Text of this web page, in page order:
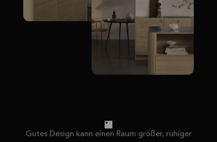
Gutes Design kann einen Raum größer, ruhiger